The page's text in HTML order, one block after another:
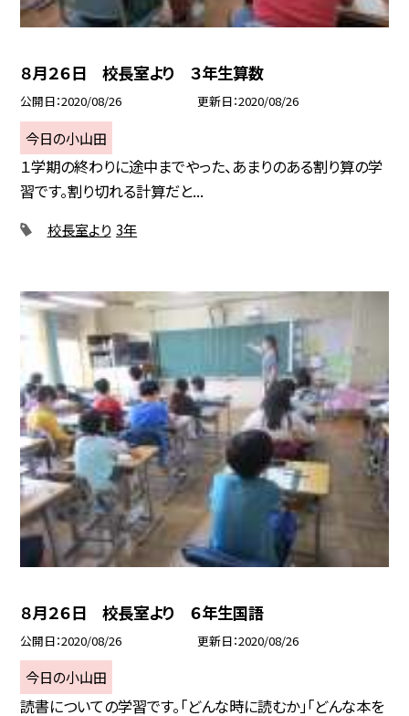
８月２６日 校長室より ３年生算数
公開日 2020/08/26 更新日 2020/08/26
今日の小山田
１学期の終わりに途中までやった、あまりのある割り算の学
習です。割り切れる計算だと...
校長室より 3年
８月２６日 校長室より ６年生国語
公開日 2020/08/26 更新日 2020/08/26
今日の小山田
読書についての学習です。「どんな時に読むか」「どんな本を